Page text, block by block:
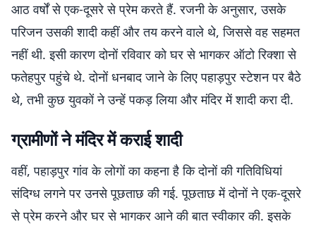
आठ वर्षों से एक-दूसरे से प्रेम करते हैं. रजनी के अनुसार, उसके
परिजन उसकी शादी कहीं और तय करने वाले थे, जिससे वह सहमत
नहीं थी. इसी कारण दोनों रविवार को घर से भागकर ऑटो रिक्शा से
फतेहपुर पहुंचे थे. दोनों धनबाद जाने के लिए पहाड़पुर स्टेशन पर बैठे
थे, तभी कुछ युवकों ने उन्हें पकड़ लिया और मंदिर में शादी करा दी.
ग्रामीणों ने मंदिर में कराई शादी
वहीं, पहाड़पुर गांव के लोगों का कहना है कि दोनों की गतिविधियां
संदिग्ध लगने पर उनसे पूछताछ की गई. पूछताछ में दोनों ने एक-दूसरे
से प्रेम करने और घर से भागकर आने की बात स्वीकार की. इसके